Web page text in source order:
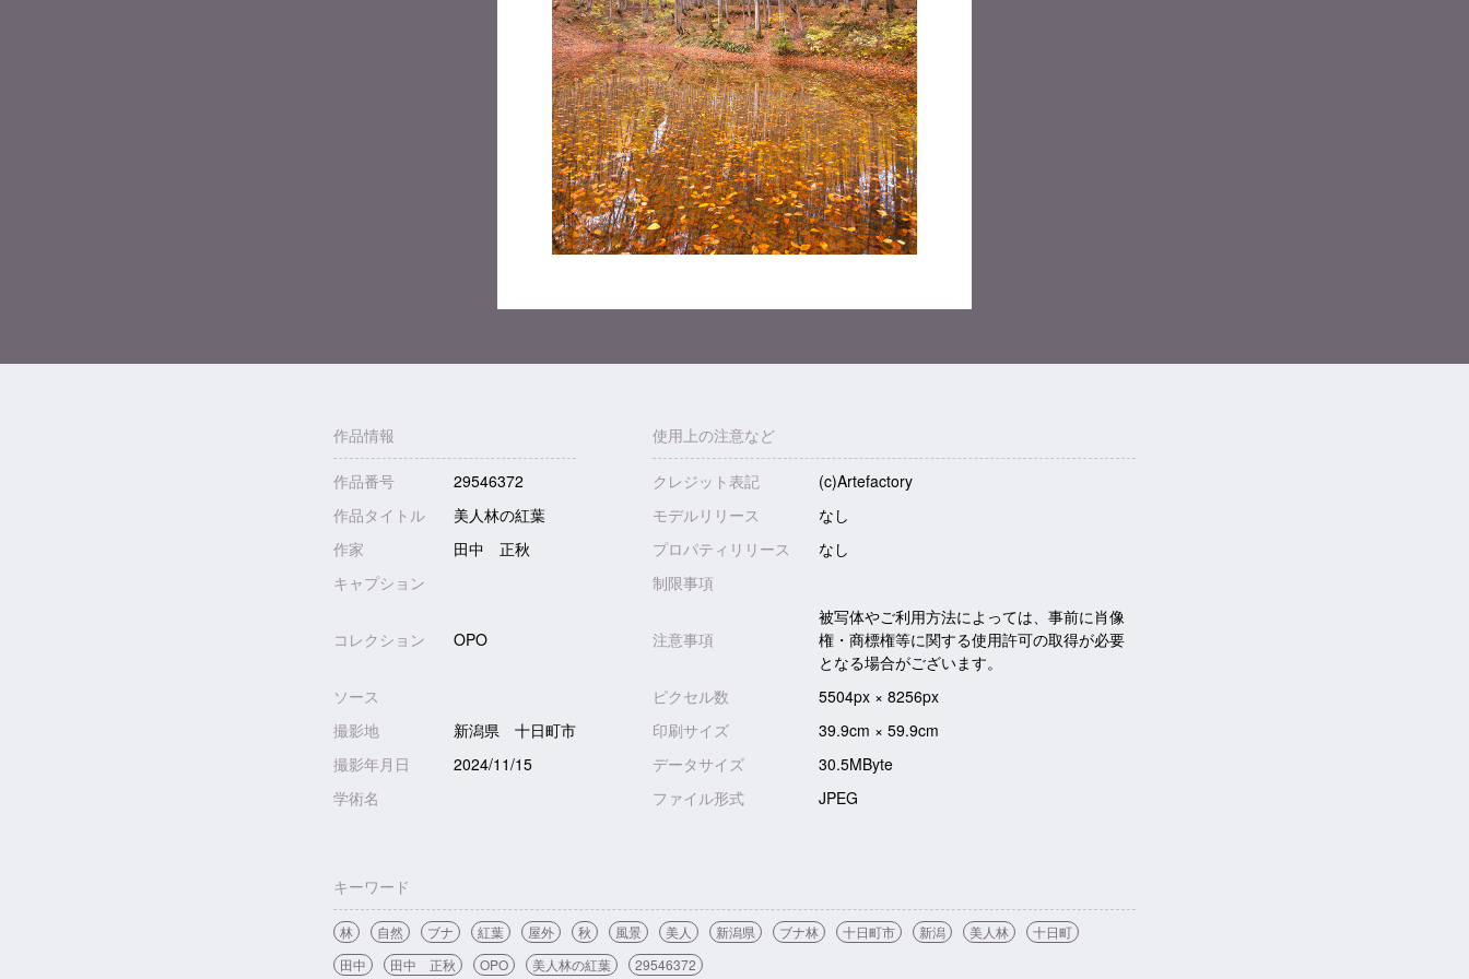
作品情報 使用上の注意など
作品番号 29546372 クレジット表記
(c)Artefactory
作品タイトル
美人林の紅葉 モデルリリース
なし
作家
田中 正秋 プロパティリリース
なし
キャプション
制限事項
コレクション OPO 注意事項
被写体やご利用方法によっては、事前に肖像
権・商標権等に関する使用許可の取得が必要
となる場合がございます。
ソース
ピクセル数
5504px × 8256px
撮影地
新潟県 十日町市 印刷サイズ
39.9cm × 59.9cm
撮影年月日
2024/11/15 データサイズ
30.5MByte
学術名
ファイル形式 JPEG
キーワード
林 自然 ブナ 紅葉 屋外 秋 風景 美人 新潟県 ブナ林 十日町市 新潟 美人林
十日町
田中
田中 正秋 OPO 美人林の紅葉 29546372